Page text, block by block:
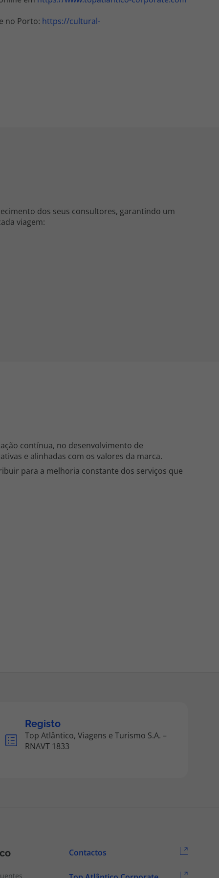
no Porto: https://cultural-
dos seus consultores, garantindo um
viagem:
contínua, no desenvolvimento de
e alinhadas com os valores da marca.
para a melhoria constante dos serviços que
Registo
Top Atlântico, Viagens e Turismo S.A. –
RNAVT 1833
Contactos